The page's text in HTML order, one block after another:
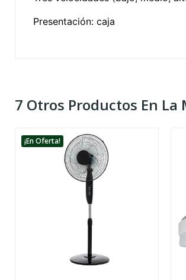
Presentación: caja
7 Otros Productos En La
¡En Oferta!